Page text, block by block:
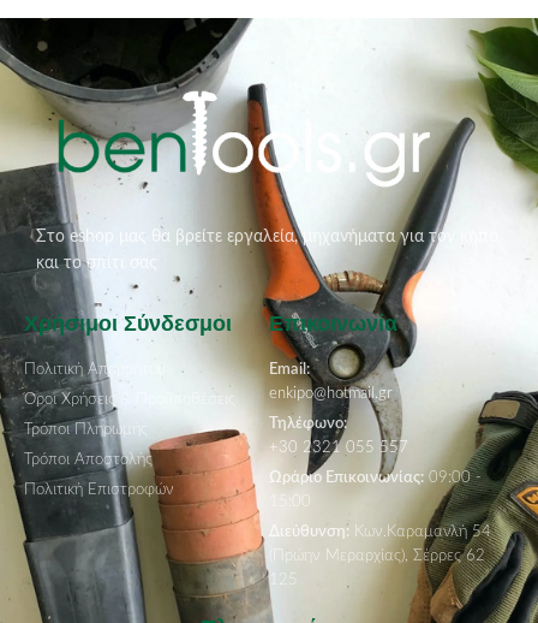
Στο eshop μας θα βρείτε εργαλεία, μηχανήματα για τον κήπο
και το σπίτι σας
Χρήσιμοι Σύνδεσμοι
Πολιτική Απορρήτου
Όροι Χρήσεις & Προϋποθέσεις
Τρόποι Πληρωμής
Τρόποι Αποστολής
Πολιτική Επιστροφών
Επικοινωνία
Email:
enkipo@hotmail.gr
Τηλέφωνο:
+30 2321 055 557
Ωράριο Επικοινωνίας: 09:00 -
15:00
Διεύθυνση: Κων.Καραμανλή 54
(Πρώην Μεραρχίας), Σέρρες 62
125